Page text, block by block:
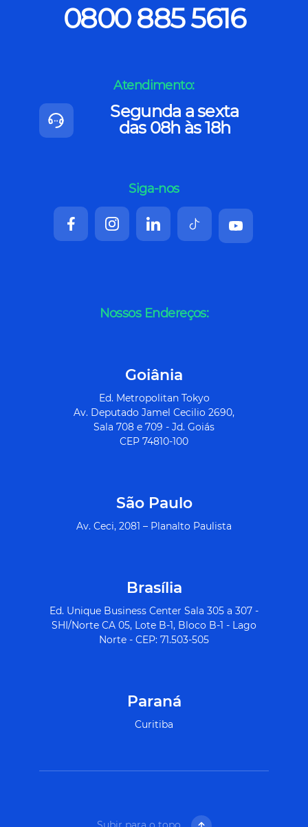
0800 885 5616
Atendimento:
Segunda a sexta
das 08h às 18h
Siga-nos
Nossos Endereços:
Goiânia
Ed. Metropolitan Tokyo
Av. Deputado Jamel Cecilio 2690,
Sala 708 e 709 - Jd. Goiás
CEP 74810-100
São Paulo
Av. Ceci, 2081 – Planalto Paulista
Brasília
Ed. Unique Business Center Sala 305 a 307 -
SHI/Norte CA 05, Lote B-1, Bloco B-1 - Lago
Norte - CEP: 71.503-505
Paraná
Curitiba